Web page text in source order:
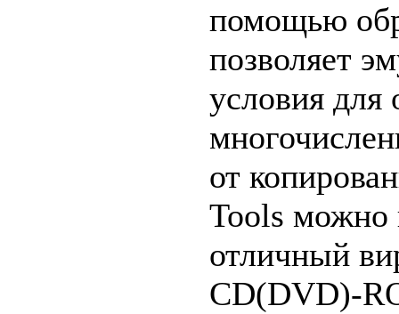
помощью
позволяет
условия для
от
Tools можно
отличный
CD(DVD)-